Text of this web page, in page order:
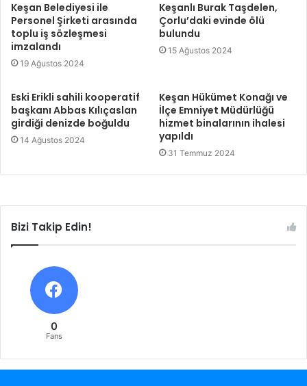
Keşan Belediyesi ile
Personel Şirketi arasında
toplu iş sözleşmesi
imzalandı
19 Ağustos 2024
Keşanlı Burak Taşdelen,
Çorlu’daki evinde ölü
bulundu
15 Ağustos 2024
Eski Erikli sahili kooperatif
başkanı Abbas Kılıçaslan
girdiği denizde boğuldu
14 Ağustos 2024
Keşan Hükümet Konağı ve
İlçe Emniyet Müdürlüğü
hizmet binalarının ihalesi
yapıldı
31 Temmuz 2024
Bizi Takip Edin!
0
Fans